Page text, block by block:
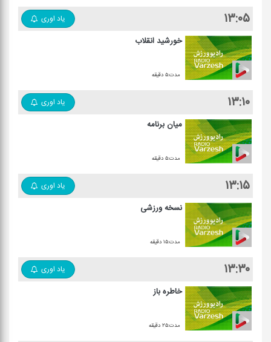
۱۳:۰۵ یاد اوری
خورشید انقلاب
مدت:۵ دقیقه
۱۳:۱۰ یاد اوری
میان برنامه
مدت:۵ دقیقه
۱۳:۱۵ یاد اوری
نسخه ورزشی
مدت:۱۵ دقیقه
۱۳:۳۰ یاد اوری
خاطره باز
مدت:۲۵ دقیقه